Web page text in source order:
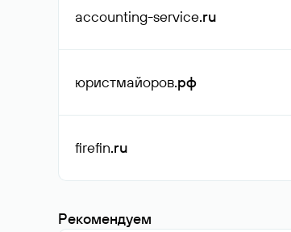
accounting-service.ru
юристмайоров.рф
firefin.ru
Рекомендуем